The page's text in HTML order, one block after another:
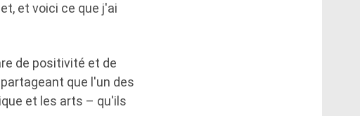
et voici ce que j'ai
de positivité et de
que l'un des
et les arts – qu'ils